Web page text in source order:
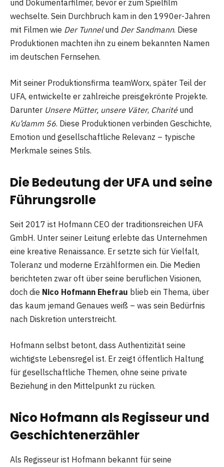
und Dokumentarfilmer, bevor er zum Spielfilm
wechselte. Sein Durchbruch kam in den 1990er-Jahren
mit Filmen wie Der Tunnelund Der Sandmann. Diese
Produktionen machten ihn zu einem bekannten Namen
im deutschen Fernsehen.
Mit seiner Produktionsfirma teamWorx, später Teil der
UFA, entwickelte er zahlreiche preisgekrönte Projekte.
Darunter Unsere Mütter, unsere Väter, Charitéund
Ku’damm 56. Diese Produktionen verbinden Geschichte,
Emotion und gesellschaftliche Relevanz – typische
Merkmale seines Stils.
Die Bedeutung der UFA und seine
Führungsrolle
Seit 2017 ist Hofmann CEO der traditionsreichen UFA
GmbH. Unter seiner Leitung erlebte das Unternehmen
eine kreative Renaissance. Er setzte sich für Vielfalt,
Toleranz und moderne Erzählformen ein. Die Medien
berichteten zwar oft über seine beruflichen Visionen,
doch die Nico Hofmann Ehefrau blieb ein Thema, über
das kaum jemand Genaues weiß – was sein Bedürfnis
nach Diskretion unterstreicht.
Hofmann selbst betont, dass Authentizität seine
wichtigste Lebensregel ist. Er zeigt öffentlich Haltung
für gesellschaftliche Themen, ohne seine private
Beziehung in den Mittelpunkt zu rücken.
Nico Hofmann als Regisseur und
Geschichtenerzähler
Als Regisseur ist Hofmann bekannt für seine